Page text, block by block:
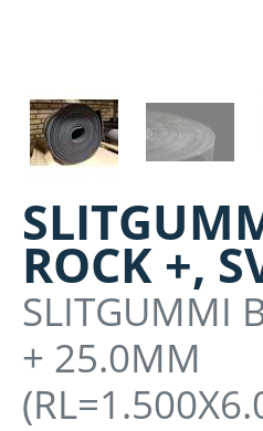
ROCK +,
SLITGUMMI
+ 25.0MM